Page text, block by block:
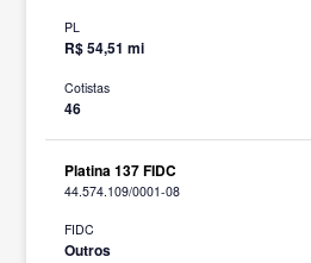
PL
R$ 54,51 mi
Cotistas
46
Platina 137 FIDC
44.574.109/0001-08
FIDC
Outros